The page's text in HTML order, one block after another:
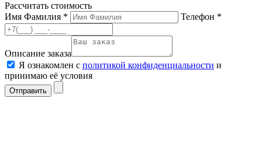
Рассчитать стоимость
Имя Фамилия *
Телефон *
Описание заказа
Я ознакомлен с политикой конфиденциальности и
принимаю её условия
Отправить